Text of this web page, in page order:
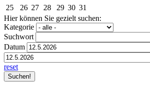
25
26 27 28 29 30 31
Hier können Sie gezielt suchen:
Kategorie
Suchwort
Datum
reset